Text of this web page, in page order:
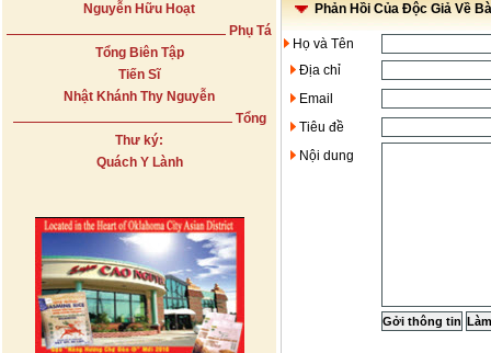
Nguyễn Hữu Hoạt
Phụ Tá
Tổng Biên Tập
Tiến Sĩ
Nhật Khánh Thy Nguyễn
Tổng
Thư ký:
Quách Y Lành
Phản Hồi Của Độc Giả Về
Họ và Tên
Địa chỉ
Email
Tiêu đề
Nội dung